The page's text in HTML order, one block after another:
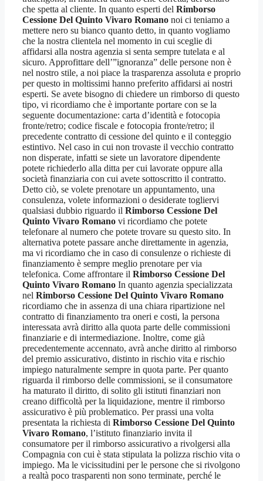
che spetta al cliente. In quanto esperti del Rimborso
Cessione Del Quinto Vivaro Romano noi ci teniamo a
mettere nero su bianco quanto detto, in quanto vogliamo
che la nostra clientela nel momento in cui sceglie di
affidarsi alla nostra agenzia si senta sempre tutelata e al
sicuro. Approfittare dell’”ignoranza” delle persone non è
nel nostro stile, a noi piace la trasparenza assoluta e proprio
per questo in moltissimi hanno preferito affidarsi ai nostri
esperti. Se avete bisogno di chiedere un rimborso di questo
tipo, vi ricordiamo che è importante portare con se la
seguente documentazione: carta d’identità e fotocopia
fronte/retro; codice fiscale e fotocopia fronte/retro; il
precedente contratto di cessione del quinto e il conteggio
estintivo. Nel caso in cui non trovaste il vecchio contratto
non disperate, infatti se siete un lavoratore dipendente
potete richiederlo alla ditta per cui lavorate oppure alla
società finanziaria con cui avete sottoscritto il contratto.
Detto ciò, se volete prenotare un appuntamento, una
consulenza, volete informazioni o desiderate togliervi
qualsiasi dubbio riguardo il Rimborso Cessione Del
Quinto Vivaro Romano vi ricordiamo che potete
telefonare al numero che potete trovare su questo sito. In
alternativa potete passare anche direttamente in agenzia,
ma vi ricordiamo che in caso di consulenze o richieste di
finanziamento è sempre meglio prenotare per via
telefonica. Come affrontare il Rimborso Cessione Del
Quinto Vivaro Romano In quanto agenzia specializzata
nel Rimborso Cessione Del Quinto Vivaro Romano
ricordiamo che in assenza di una chiara ripartizione nel
contratto di finanziamento tra oneri e costi, la persona
interessata avrà diritto alla quota parte delle commissioni
finanziarie e di intermediazione. Inoltre, come già
precedentemente accennato, avrà anche diritto al rimborso
del premio assicurativo, distinto in rischio vita e rischio
impiego naturalmente sempre in quota parte. Per quanto
riguarda il rimborso delle commissioni, se il consumatore
ha maturato il diritto, di solito gli istituti finanziari non
creano difficoltà per la liquidazione, mentre il rimborso
assicurativo è più problematico. Per prassi una volta
presentata la richiesta di Rimborso Cessione Del Quinto
Vivaro Romano, l’istituto finanziario invita il
consumatore per il rimborso assicurativo a rivolgersi alla
Compagnia con cui è stata stipulata la polizza rischio vita o
impiego. Ma le vicissitudini per le persone che si rivolgono
a realtà poco trasparenti non sono terminate, perché le